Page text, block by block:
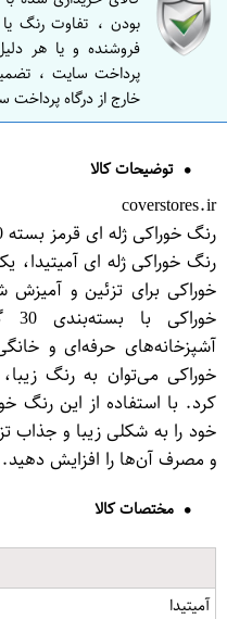
بودن ، تفاوت رنگ
فروشنده و یا هر
پرداخت سایت ،
خارج از درگاه پرداخت
توضیحات کالا
coverstores.ir
رنگ خوراکی ژله ای قرمز بسته 30 گرمی آمیتیدا
رنگ خوراکی ژله ای
خوراکی برای تزئین و
آشپزخانه‌های حرفه‌ای و
خوراکی می‌توان به رنگ
کرد. با استفاده از این رنگ
خود را به شکلی زیبا و جذاب
و مصرف آن‌ها را افزایش دهید.
مختصات کالا
آمیتیدا